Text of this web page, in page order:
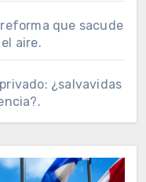
que sacude
aire.
¿salvavidas